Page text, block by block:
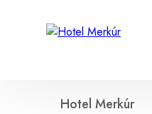
Hotel Merkúr